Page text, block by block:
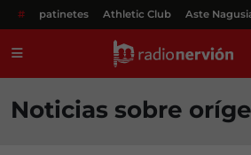
# patinetes Athletic Club Aste
Noticias sobre